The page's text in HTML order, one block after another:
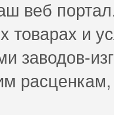
веб
товарах и
заводов-